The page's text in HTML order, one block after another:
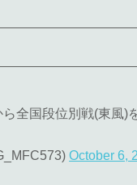
ら全国段位別戦(東風)
October 6,